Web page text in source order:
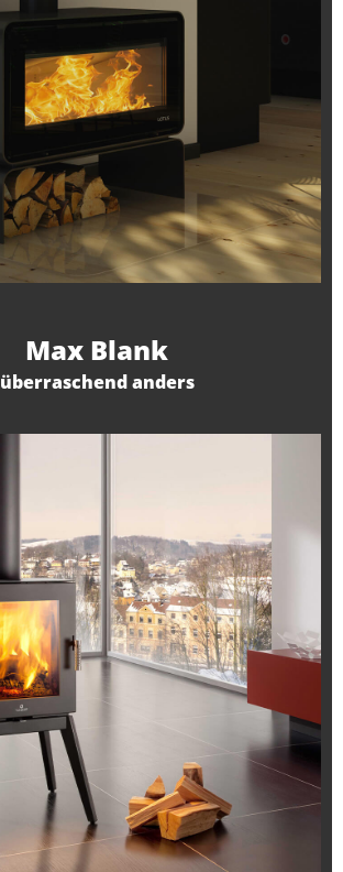
Max Blank
überraschend anders